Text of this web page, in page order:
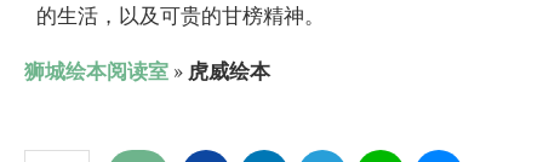
的生活，以及可贵的甘榜精神。
狮城绘本阅读室 » 虎威绘本